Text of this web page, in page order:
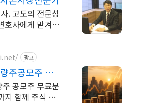
. 고도의 전문성
호사에게 맡겨야
광고
주공모주 추
공모주 무료분
지 함께 주식 무